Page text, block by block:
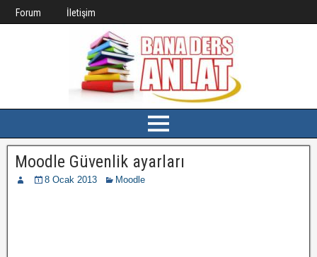
Forum İletişim
Moodle Güvenlik ayarları
8 Ocak 2013 Moodle